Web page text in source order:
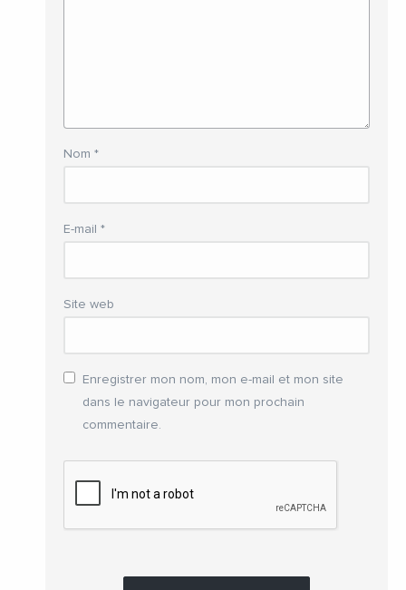
Nom *
E-mail *
Site web
Enregistrer mon nom, mon e-mail et mon site
dans le navigateur pour mon prochain
commentaire.